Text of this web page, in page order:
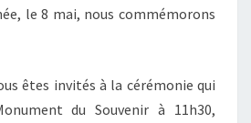
le 8 mai, nous commémorons
êtes invités à la cérémonie qui
du Souvenir à 11h30,